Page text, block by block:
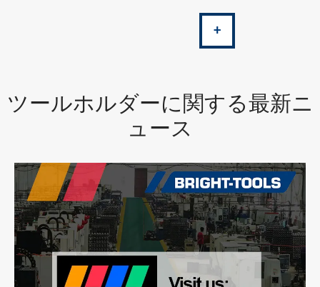
+
ツールホルダーに関する最新ニ
ュース